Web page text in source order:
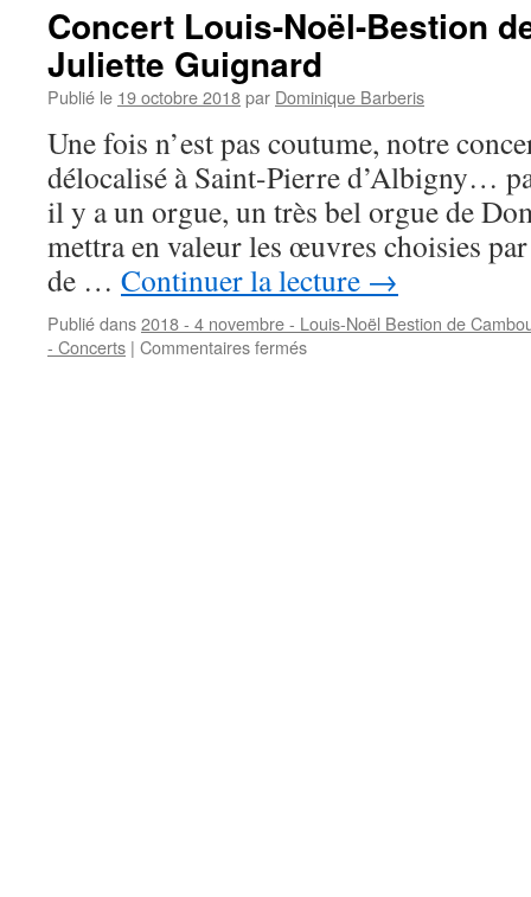
viole
de
gambe…
un
air
de
« Surprises »
!
Concert Louis-Noël-Bestion
Juliette Guignard
Publié le 19 octobre 2018par Dominique Barberis
Une fois n’est pas coutume, notre
délocalisé à Saint-Pierre d’Albigny…
il y a un orgue, un très bel orgue de
mettra en valeur les œuvres choisies
de … Continuer la lecture →
Publié dans2018 - 4 novembre - Louis-Noël Bestion de
- Concerts | Commentaires ferméssur